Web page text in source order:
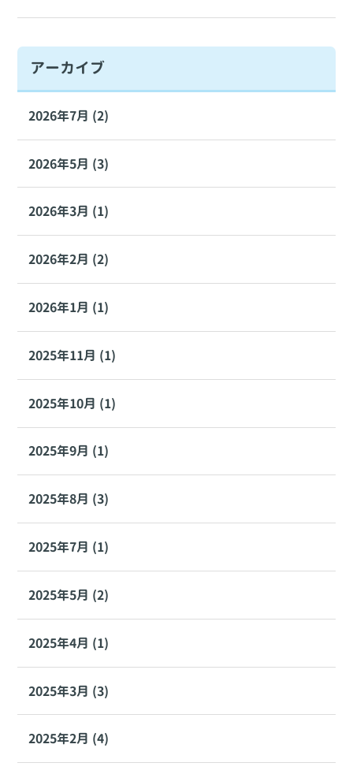
アーカイブ
2026年7月 (2)
2026年5月 (3)
2026年3月 (1)
2026年2月 (2)
2026年1月 (1)
2025年11月 (1)
2025年10月 (1)
2025年9月 (1)
2025年8月 (3)
2025年7月 (1)
2025年5月 (2)
2025年4月 (1)
2025年3月 (3)
2025年2月 (4)